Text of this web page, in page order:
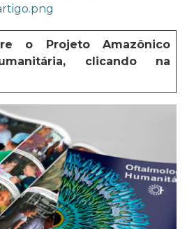
o Projeto Amazônico
clicando na